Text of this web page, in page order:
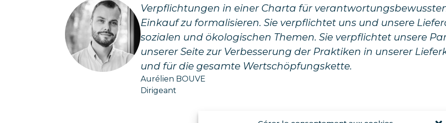
Verpflichtungen in einer Charta für
Einkauf zu formalisieren. Sie verpflichtet uns und unsere
sozialen und ökologischen Themen. Sie verpflichtet unsere
unserer Seite zur Verbesserung der Praktiken in unserer
und für die gesamte Wertschöpfungskette.
Aurélien BOUVE
Dirigeant